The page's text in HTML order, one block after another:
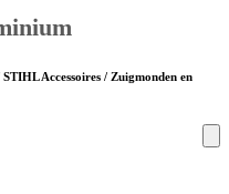
Accessoires / Zuigmonden en